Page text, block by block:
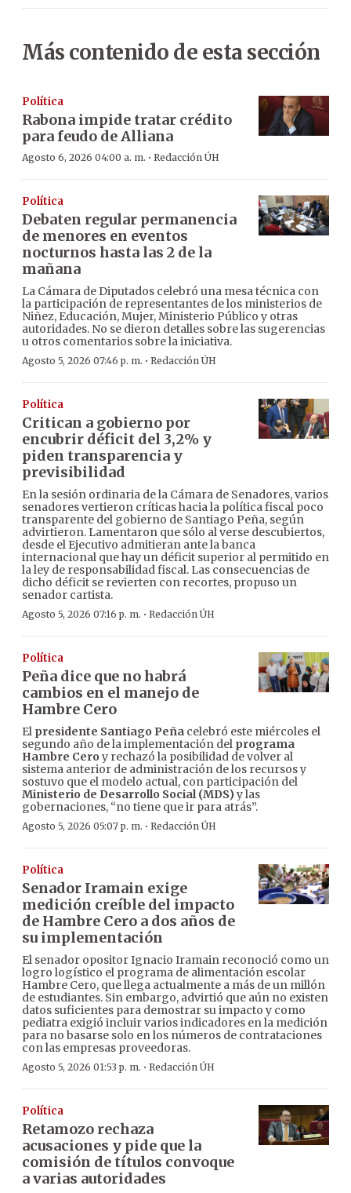
Más contenido de esta sección
Política
Rabona impide tratar crédito
para feudo de Alliana
Agosto 6, 2026 04:00 a. m. · Redacción ÚH
Política
Debaten regular permanencia
de menores en eventos
nocturnos hasta las 2 de la
mañana
La Cámara de Diputados celebró una mesa técnica con
la participación de representantes de los ministerios de
Niñez, Educación, Mujer, Ministerio Público y otras
autoridades. No se dieron detalles sobre las sugerencias
u otros comentarios sobre la iniciativa.
Agosto 5, 2026 07:46 p. m. · Redacción ÚH
Política
Critican a gobierno por
encubrir déficit del 3,2% y
piden transparencia y
previsibilidad
En la sesión ordinaria de la Cámara de Senadores, varios
senadores vertieron críticas hacia la política fiscal poco
transparente del gobierno de Santiago Peña, según
advirtieron. Lamentaron que sólo al verse descubiertos,
desde el Ejecutivo admitieran ante la banca
internacional que hay un déficit superior al permitido en
la ley de responsabilidad fiscal. Las consecuencias de
dicho déficit se revierten con recortes, propuso un
senador cartista.
Agosto 5, 2026 07:16 p. m. · Redacción ÚH
Política
Peña dice que no habrá
cambios en el manejo de
Hambre Cero
El presidente Santiago Peña celebró este miércoles el
segundo año de la implementación del programa
Hambre Cero y rechazó la posibilidad de volver al
sistema anterior de administración de los recursos y
sostuvo que el modelo actual, con participación del
Ministerio de Desarrollo Social (MDS)y las
gobernaciones, “no tiene que ir para atrás”.
Agosto 5, 2026 05:07 p. m. · Redacción ÚH
Política
Senador Iramain exige
medición creíble del impacto
de Hambre Cero a dos años de
su implementación
El senador opositor Ignacio Iramain reconoció como un
logro logístico el programa de alimentación escolar
Hambre Cero, que llega actualmente a más de un millón
de estudiantes. Sin embargo, advirtió que aún no existen
datos suficientes para demostrar su impacto y como
pediatra exigió incluir varios indicadores en la medición
para no basarse solo en los números de contrataciones
con las empresas proveedoras.
Agosto 5, 2026 01:53 p. m. · Redacción ÚH
Política
Retamozo rechaza
acusaciones y pide que la
comisión de títulos convoque
a varias autoridades